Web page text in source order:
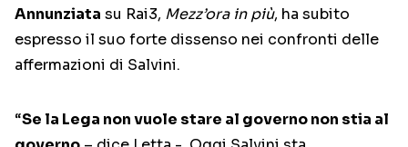
Annunziata su Rai3, Mezz’ora in più, ha subito
espresso il suo forte dissenso nei confronti delle
affermazioni di Salvini.
“Se la Lega non vuole stare al governo non stia al